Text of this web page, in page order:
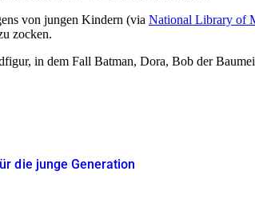
von jungen Kindern (via National Library of
zocken.
in dem Fall Batman, Dora, Bob der
die junge Generation